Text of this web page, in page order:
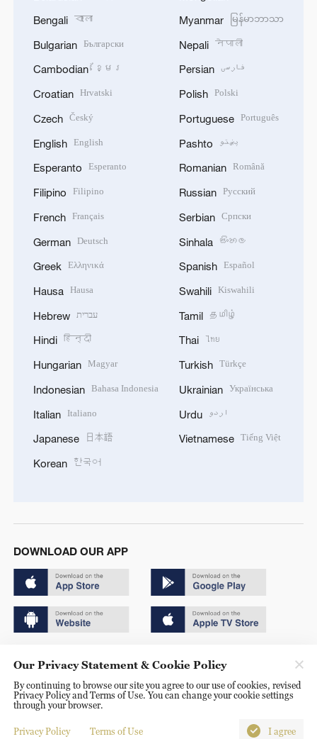
Bengali বাংলা
Bulgarian Български
Cambodian ខ្មែរ
Croatian Hrvatski
Czech Český
English English
Esperanto Esperanto
Filipino Filipino
French Français
German Deutsch
Greek Ελληνικά
Hausa Hausa
Hebrew עברית
Hindi हिन्दी
Hungarian Magyar
Indonesian Bahasa Indonesia
Italian Italiano
Japanese 日本語
Korean 한국어
Myanmar မြန်မာဘာသာ
Nepali नेपाली
Persian فارسی
Polish Polski
Portuguese Português
Pashto پښتو
Romanian Română
Russian Русский
Serbian Српски
Sinhala සිංහල
Spanish Español
Swahili Kiswahili
Tamil தமிழ்
Thai ไทย
Turkish Türkçe
Ukrainian Українська
Urdu اردو
Vietnamese Tiếng Việt
DOWNLOAD OUR APP
京ICP备20000184号
京公网安备 11010502050052号
Disinformation report hotline: 010-85061466
Our Privacy Statement & Cookie Policy
By continuing to browse our site you agree to our use of cookies, revised
Privacy Policy and Terms of Use. You can change your cookie settings
through your browser.
Privacy Policy Terms of Use I agree